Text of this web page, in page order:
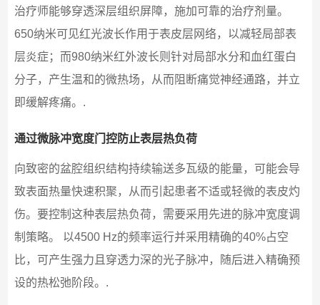
治疗师能够穿透深层组织屏障，施加可靠的治疗剂量。
650纳米可见红光波长作用于表皮层网络，以减轻局部表
层炎症；而980纳米红外波长则针对局部水分和血红蛋白
分子，产生温和的微热场，从而阻断痛觉神经通路，并立
即缓解疼痛。.
通过微脉冲宽度门控防止表层热负荷
向致密的盆腔组织结构持续输送多瓦级的能量，可能会导
致表面热量快速积聚，从而引起患者不适或轻微的表皮灼
伤。要控制这种表层热负荷，需要采用先进的脉冲宽度调
制策略。 以4500 Hz的频率运行并采用精确的40%占空
比，可产生强力且穿透力深的光子脉冲，随后进入精确预
设的热松弛阶段。.